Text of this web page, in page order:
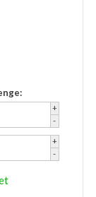
+
-
+
-